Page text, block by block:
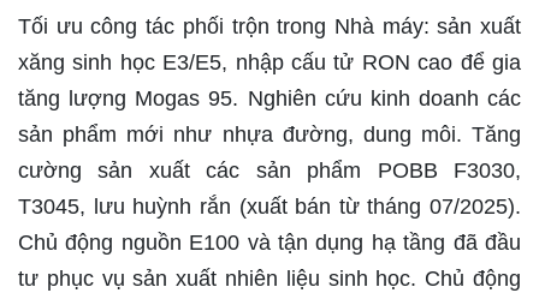
Tối ưu công tác phối trộn trong Nhà máy: sản xuất
xăng sinh học E3/E5, nhập cấu tử RON cao để gia
tăng lượng Mogas 95. Nghiên cứu kinh doanh các
sản phẩm mới như nhựa đường, dung môi. Tăng
cường sản xuất các sản phẩm POBB F3030,
T3045, lưu huỳnh rắn (xuất bán từ tháng 07/2025).
Chủ động nguồn E100 và tận dụng hạ tầng đã đầu
tư phục vụ sản xuất nhiên liệu sinh học. Chủ động